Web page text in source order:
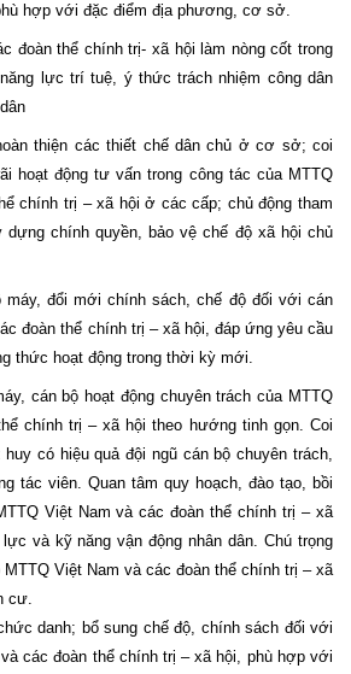
hợp với đặc điểm địa phương, cơ sở.
đoàn thể chính trị- xã hội làm nòng cốt trong
lực trí tuệ, ý thức trách nhiệm công dân
thiện các thiết chế dân chủ ở cơ sở; coi
hoạt động tư vấn trong công tác của MTTQ
chính trị – xã hội ở các cấp; chủ động tham
chính quyền, bảo vệ chế độ xã hội chủ
đổi mới chính sách, chế độ đối với cán
đoàn thể chính trị – xã hội, đáp ứng yêu cầu
thức hoạt động trong thời kỳ mới.
cán bộ hoạt động chuyên trách của MTTQ
chính trị – xã hội theo hướng tinh gọn. Coi
có hiệu quả đội ngũ cán bộ chuyên trách,
tác viên. Quan tâm quy hoạch, đào tạo, bồi
Việt Nam và các đoàn thể chính trị – xã
và kỹ năng vận động nhân dân. Chú trọng
MTTQ Việt Nam và các đoàn thể chính trị – xã
cư.
danh; bổ sung chế độ, chính sách đối với
các đoàn thể chính trị – xã hội, phù hợp với